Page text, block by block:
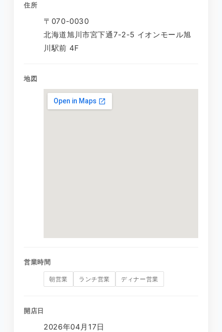
住所
〒070-0030
北海道旭川市宮下通7-2-5 イオンモール旭
川駅前 4F
地図
営業時間
朝営業 ランチ営業 ディナー営業
開店日
2026年04月17日